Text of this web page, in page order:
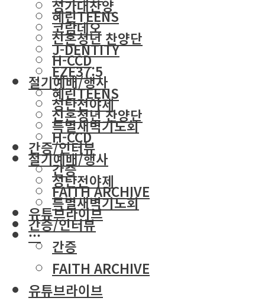
혜린TEENS
신혼청년 찬양단
H-CCD
절기예배/행사
성탄전야제
특별새벽기도회
간증/인터뷰
간증
FAITH ARCHIVE
유튜브라이브
···
성가대찬양
코람데오
J-DENTITY
EZE37:5
혜린TEENS
신혼청년 찬양단
H-CCD
절기예배/행사
성탄전야제
특별새벽기도회
간증/인터뷰
간증
FAITH ARCHIVE
유튜브라이브